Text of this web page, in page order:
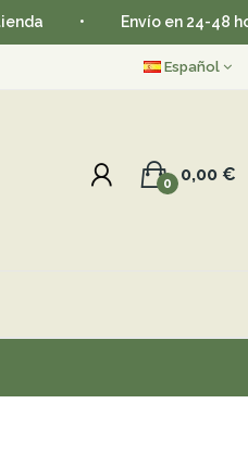
• Envío en 24-48 horas
Español
0,00 €
0